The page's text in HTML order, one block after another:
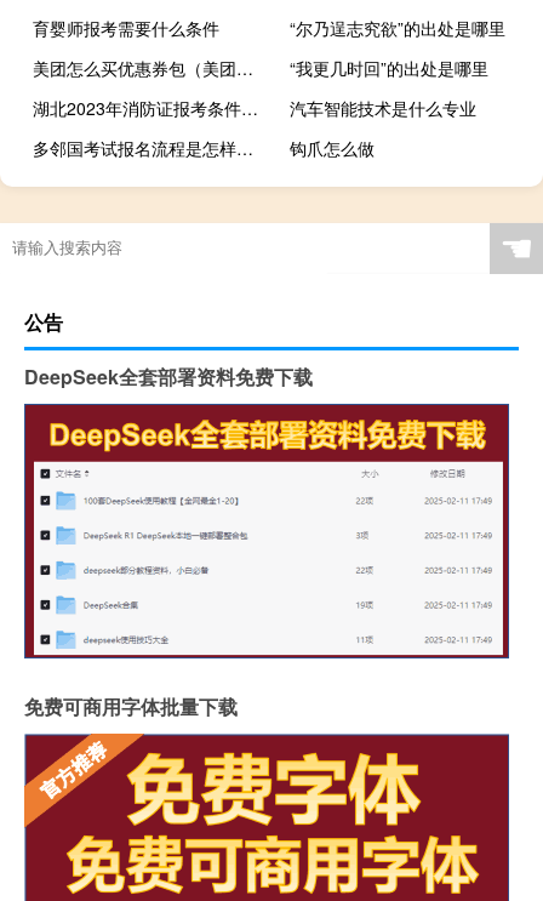
育婴师报考需要什么条件
“尔乃逞志究欲”的出处是哪里
美团怎么买优惠券包（美团怎么买优惠券）
“我更几时回”的出处是哪里
湖北2023年消防证报考条件是什么
汽车智能技术是什么专业
多邻国考试报名流程是怎样的？
钩爪怎么做
☚
公告
DeepSeek全套部署资料免费下载
免费可商用字体批量下载